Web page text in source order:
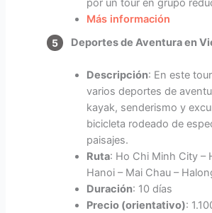
por un tour en grupo
Más información
Deportes de Aventura en
Descripción: En este
varios deportes de
kayak, senderismo y
bicicleta rodeado de
paisajes.
Ruta: Ho Chi Minh City –
Hanoi – Mai Chau –
Duración: 10 días
Precio (orientativo):